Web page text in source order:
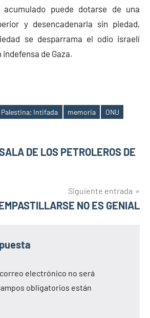
puede dotarse de una
y desencadenarla sin piedad,
se desparrama el odio israelí
de Gaza.
Palestina; Intifada memoria ONU
DE LOS PETROLEROS DE
Siguiente entrada
NO ES GENIAL
electrónico no será
obligatorios están